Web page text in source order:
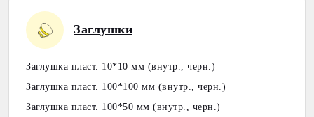
Заглушки
Заглушка пласт. 10*10 мм (внутр., черн.)
Заглушка пласт. 100*100 мм (внутр., черн.)
Заглушка пласт. 100*50 мм (внутр., черн.)